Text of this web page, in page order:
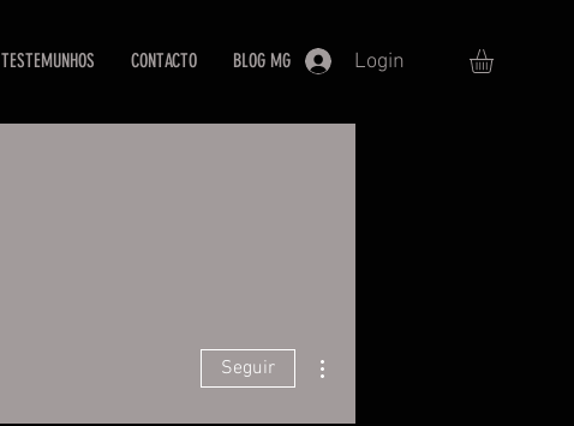
TESTEMUNHOS CONTACTO BLOG MG Login
Seguir